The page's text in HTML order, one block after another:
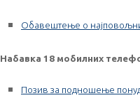
Обавештење о
Набавка 18 мобилних
Позив за подношење